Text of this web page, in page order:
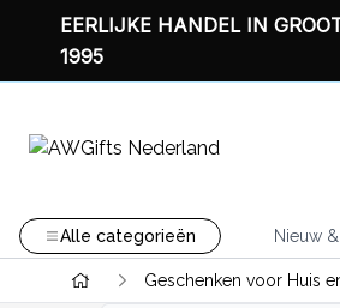
EERLIJKE HANDEL IN
1995
Alle categorieën Nieuw
Geschenken voor Huis